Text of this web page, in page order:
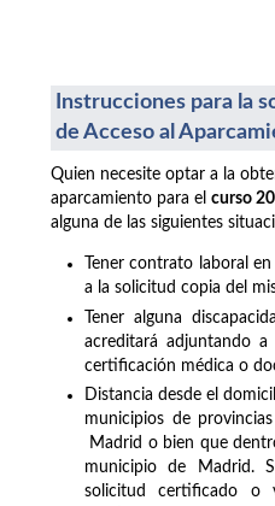
Instrucciones para la
de Acceso al
Quien necesite optar a la
aparcamiento para el curso
alguna de las siguientes
Tener contrato laboral
a la solicitud copia del
Tener alguna
acreditará adjuntando
certificación médica o
Distancia desde el
municipios de
Madrid o bien que
municipio de Madrid.
solicitud certificado o